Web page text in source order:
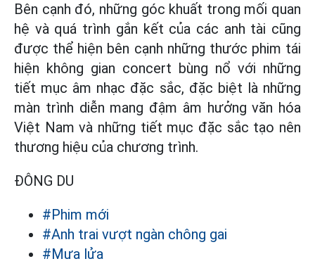
Bên cạnh đó, những góc khuất trong mối quan
hệ và quá trình gắn kết của các anh tài cũng
được thể hiện bên cạnh những thước phim tái
hiện không gian concert bùng nổ với những
tiết mục âm nhạc đặc sắc, đặc biệt là những
màn trình diễn mang đậm âm hưởng văn hóa
Việt Nam và những tiết mục đặc sắc tạo nên
thương hiệu của chương trình.
ĐÔNG DU
#Phim mới
#Anh trai vượt ngàn chông gai
#Mưa lửa